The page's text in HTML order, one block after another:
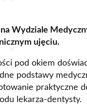
Wydziale
ujęciu.
pod okiem
podstawy
praktyczne
lekarza-dentysty.